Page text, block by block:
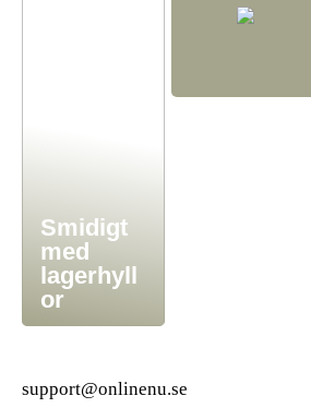
Smidigt
med
lagerhyll
or
support@onlinenu.se